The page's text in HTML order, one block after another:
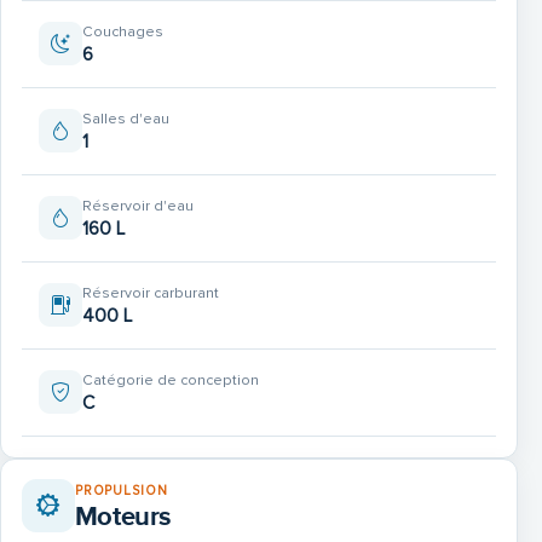
À bord, profitez d’un espace cuisine entièrement équipé
- Réfrigérateur
- Plaque de cuisson
- Nombreux rangements
Couchages
6
Salles d'eau
1
Réservoir d'eau
160 L
Réservoir carburant
400 L
Catégorie de conception
C
PROPULSION
Moteurs